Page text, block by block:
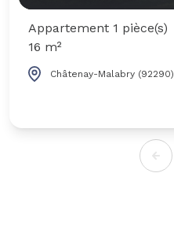
Appartement 1 pièce(s)
16 m²
Châtenay-Malabry (92290)